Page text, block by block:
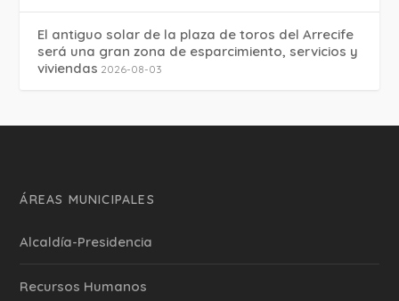
El antiguo solar de la plaza de toros del Arrecife
será una gran zona de esparcimiento, servicios y
viviendas 2026-08-03
ÁREAS MUNICIPALES
Alcaldía-Presidencia
Recursos Humanos